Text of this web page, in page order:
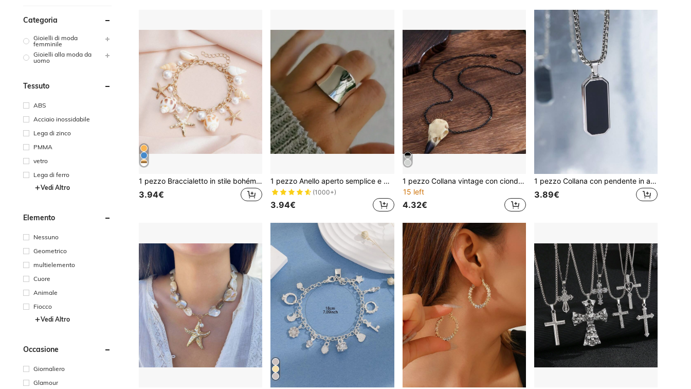
Categoria
Gioielli di moda
femminile
Gioielli alla moda da
uomo
Tessuto
ABS
Acciaio inossidabile
Lega di zinco
PMMA
vetro
Lega di ferro
Vedi Altro
Elemento
Nessuno
Geometrico
multielemento
Cuore
Animale
Fiocco
Vedi Altro
Occasione
Giornaliero
Glamour
1 pezzo Braccialetto in stile bohémien in lega e perla a forma di stella marina, adatto per l'estate e la spiaggia
3.94€
1 pezzo Anello aperto semplice e minimalista ad arco per donna, anello per le nocche creativo, regalo per il compleanno della migliore amica
(1000+)
3.94€
1 pezzo Collana vintage con ciondolo a forma di teschio di strega e corvo, stile gotico in resina, personalizzata, pendente esagerato horror, per donne
15 left
4.32€
1 pezzo Collana con pendente in acciaio inossidabile nero a goccia d'olio, catena in acciaio al titanio alla moda, stile europeo e americano versatile per uomo
3.89€